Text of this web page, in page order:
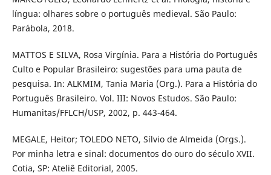
língua: olhares sobre o português medieval. São Paulo:
Parábola, 2018.
MATTOS E SILVA, Rosa Virgínia. Para a História do Português
Culto e Popular Brasileiro: sugestões para uma pauta de
pesquisa. In: ALKMIM, Tania Maria (Org.). Para a História do
Português Brasileiro. Vol. III: Novos Estudos. São Paulo:
Humanitas/FFLCH/USP, 2002, p. 443-464.
MEGALE, Heitor; TOLEDO NETO, Sílvio de Almeida (Orgs.).
Por minha letra e sinal: documentos do ouro do século XVII.
Cotia, SP: Ateliê Editorial, 2005.